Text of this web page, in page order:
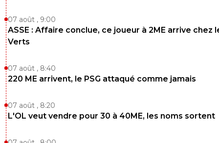
07 août , 9:00
ASSE : Affaire conclue, ce joueur à 2ME arrive chez
Verts
07 août , 8:40
220 ME arrivent, le PSG attaqué comme jamais
07 août , 8:20
L'OL veut vendre pour 30 à 40ME, les noms sortent